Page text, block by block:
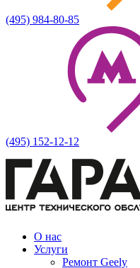
(495) 984-80-85
(495) 152-12-12
О нас
Услуги
Ремонт Geely